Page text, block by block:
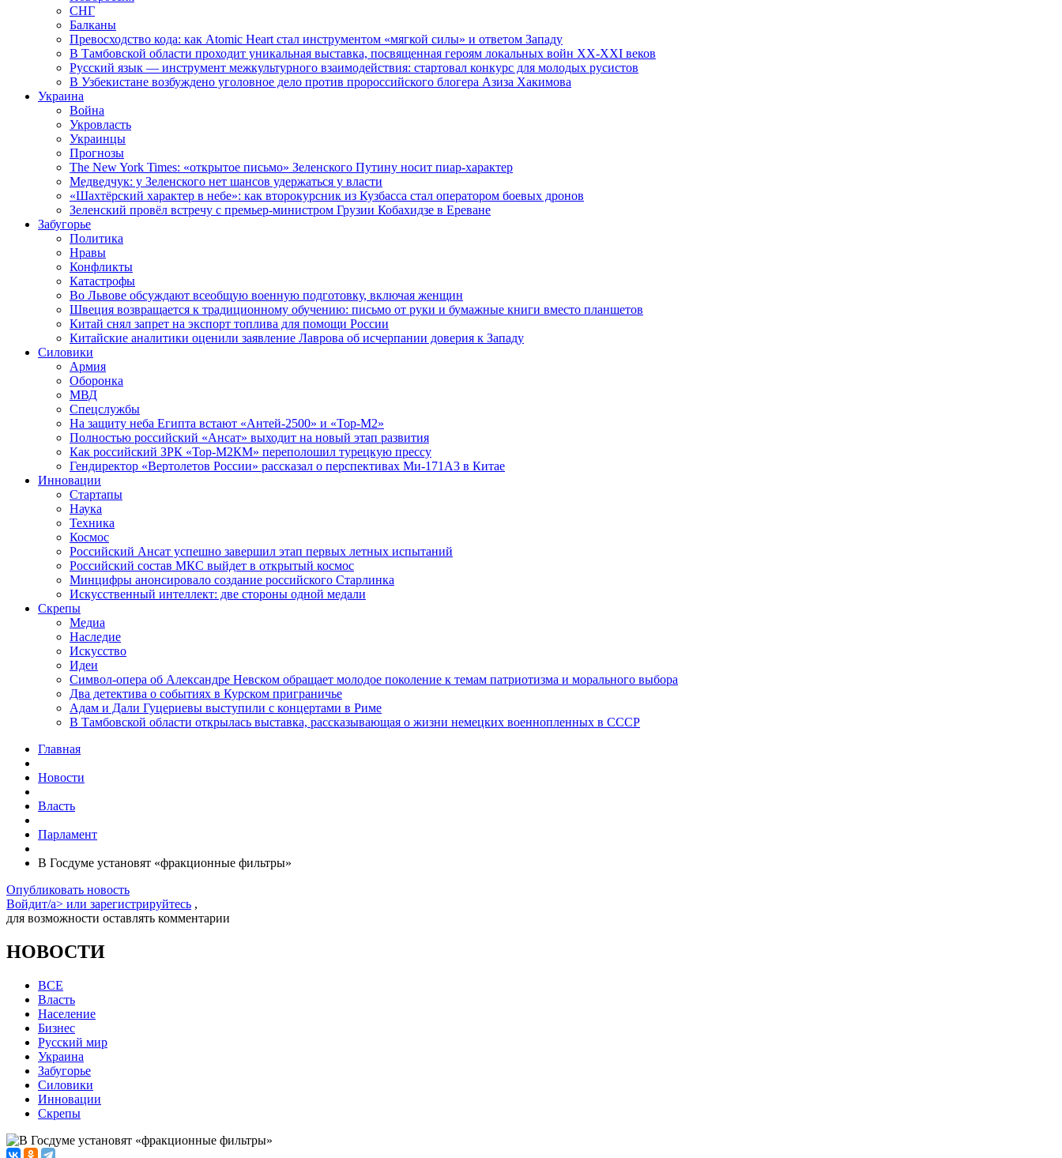
СНГ
Балканы
Превосходство кода: как Atomic Heart стал инструментом «мягкой силы» и ответом Западу
В Тамбовской области проходит уникальная выставка, посвященная героям локальных войн XX-XXI веков
Русский язык — инструмент межкультурного взаимодействия: стартовал конкурс для молодых русистов
В Узбекистане возбуждено уголовное дело против пророссийского блогера Азиза Хакимова
Украина
Война
Укровласть
Украинцы
Прогнозы
The New York Times: «открытое письмо» Зеленского Путину носит пиар-характер
Медведчук: у Зеленского нет шансов удержаться у власти
«Шахтёрский характер в небе»: как второкурсник из Кузбасса стал оператором боевых дронов
Зеленский провёл встречу с премьер-министром Грузии Кобахидзе в Ереване
Забугорье
Политика
Нравы
Конфликты
Катастрофы
Во Львове обсуждают всеобщую военную подготовку, включая женщин
Швеция возвращается к традиционному обучению: письмо от руки и бумажные книги вместо планшетов
Китай снял запрет на экспорт топлива для помощи России
Китайские аналитики оценили заявление Лаврова об исчерпании доверия к Западу
Силовики
Армия
Оборонка
МВД
Спецслужбы
На защиту неба Египта встают «Антей-2500» и «Тор-М2»
Полностью российский «Ансат» выходит на новый этап развития
Как российский ЗРК «Тор-М2КМ» переполошил турецкую прессу
Гендиректор «Вертолетов России» рассказал о перспективах Ми-171А3 в Китае
Инновации
Стартапы
Наука
Техника
Космос
Российский Ансат успешно завершил этап первых летных испытаний
Российский состав МКС выйдет в открытый космос
Минцифры анонсировало создание российского Старлинка
Искусственный интеллект: две стороны одной медали
Скрепы
Медиа
Наследие
Искусство
Идеи
Символ-опера об Александре Невском обращает молодое поколение к темам патриотизма и морального выбора
Два детектива о событиях в Курском приграничье
Адам и Дали Гуцериевы выступили с концертами в Риме
В Тамбовской области открылась выставка, рассказывающая о жизни немецких военнопленных в СССР
Главная
Новости
Власть
Парламент
В Госдуме установят «фракционные фильтры»
Опубликовать новость
Войдит/a> или зарегистрируйтесь ,
для возможности оставлять комментарии
НОВОСТИ
ВСЕ
Власть
Население
Бизнес
Русский мир
Украина
Забугорье
Силовики
Инновации
Скрепы